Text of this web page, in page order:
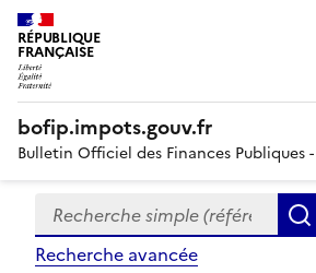
RÉPUBLIQUE
FRANÇAISE
bofip.impots.gouv.fr
Bulletin Officiel des Finances Publiques
Formulaire
de
recherche
Recherche simple (références,
Recherche avancée